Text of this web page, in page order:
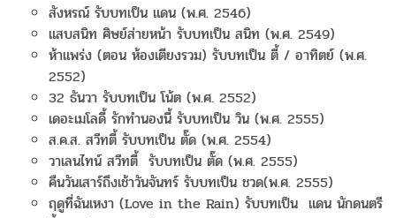
สังหรณ์ รับบทเป็น แดน (พ.ศ. 2546)
แสบสนิท ศิษย์ส่ายหน้า รับบทเป็น สนิท (พ.ศ. 2549)
ห้าแพร่ง (ตอน ห้องเตียงรวม) รับบทเป็น ตี้ / อาทิตย์ (พ.ศ.
2552)
32 ธันวา รับบทเป็น โน้ต (พ.ศ. 2552)
เดอะเมโลดี้ รักทำนองนี้ รับบทเป็น วิน (พ.ศ. 2555)
ส.ค.ส. สวีทตี้ รับบทเป็น ตั๊ด (พ.ศ. 2554)
วาเลนไทน์ สวีทตี้ รับบทเป็น ตั๊ด (พ.ศ. 2555)
คืนวันเสาร์ถึงเช้าวันจันทร์ รับบทเป็น ชวด(พ.ศ. 2555)
ฤดูที่ฉันเหงา (Love in the Rain) รับบทเป็น แดน นักดนตรี